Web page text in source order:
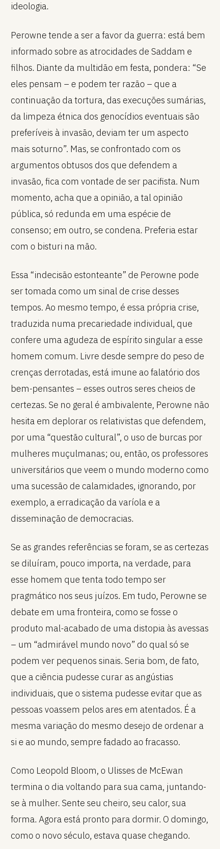
ideologia.
Perowne tende a ser a favor da guerra: está bem
informado sobre as atrocidades de Saddam e
filhos. Diante da multidão em festa, pondera: “Se
eles pensam – e podem ter razão – que a
continuação da tortura, das execuções sumárias,
da limpeza étnica dos genocídios eventuais são
preferíveis à invasão, deviam ter um aspecto
mais soturno”. Mas, se confrontado com os
argumentos obtusos dos que defendem a
invasão, fica com vontade de ser pacifista. Num
momento, acha que a opinião, a tal opinião
pública, só redunda em uma espécie de
consenso; em outro, se condena. Preferia estar
com o bisturi na mão.
Essa “indecisão estonteante” de Perowne pode
ser tomada como um sinal de crise desses
tempos. Ao mesmo tempo, é essa própria crise,
traduzida numa precariedade individual, que
confere uma agudeza de espírito singular a esse
homem comum. Livre desde sempre do peso de
crenças derrotadas, está imune ao falatório dos
bem-pensantes – esses outros seres cheios de
certezas. Se no geral é ambivalente, Perowne não
hesita em deplorar os relativistas que defendem,
por uma “questão cultural”, o uso de burcas por
mulheres muçulmanas; ou, então, os professores
universitários que veem o mundo moderno como
uma sucessão de calamidades, ignorando, por
exemplo, a erradicação da varíola e a
disseminação de democracias.
Se as grandes referências se foram, se as certezas
se diluíram, pouco importa, na verdade, para
esse homem que tenta todo tempo ser
pragmático nos seus juízos. Em tudo, Perowne se
debate em uma fronteira, como se fosse o
produto mal-acabado de uma distopia às avessas
– um “admirável mundo novo” do qual só se
podem ver pequenos sinais. Seria bom, de fato,
que a ciência pudesse curar as angústias
individuais, que o sistema pudesse evitar que as
pessoas voassem pelos ares em atentados. É a
mesma variação do mesmo desejo de ordenar a
si e ao mundo, sempre fadado ao fracasso.
Como Leopold Bloom, o Ulisses de McEwan
termina o dia voltando para sua cama, juntando-
se à mulher. Sente seu cheiro, seu calor, sua
forma. Agora está pronto para dormir. O domingo,
como o novo século, estava quase chegando.